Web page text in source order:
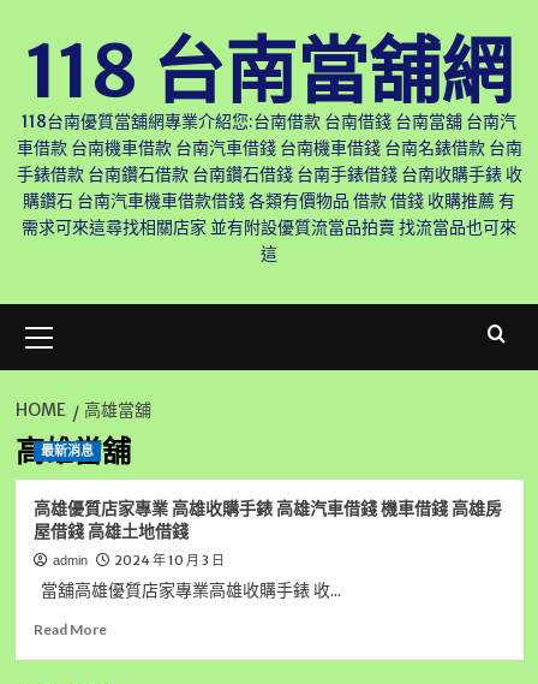
118 台南當舖網
118台南優質當舖網專業介紹您:台南借款 台南借錢 台南當舖 台南汽
車借款 台南機車借款 台南汽車借錢 台南機車借錢 台南名錶借款 台南
手錶借款 台南鑽石借款 台南鑽石借錢 台南手錶借錢 台南收購手錶 收
購鑽石 台南汽車機車借款借錢 各類有價物品 借款 借錢 收購推薦 有
需求可來這尋找相關店家 並有附設優質流當品拍賣 找流當品也可來
這
Menu
HOME 高雄當舖
高雄當舖
最新消息
高雄優質店家專業 高雄收購手錶 高雄汽車借錢 機車借錢 高雄房
屋借錢 高雄土地借錢
admin 2024 年 10 月 3 日
當舖高雄優質店家專業高雄收購手錶 收...
Read MoreRead